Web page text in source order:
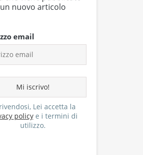
un nuovo articolo
email
Lei accetta la
policye i termini di
utilizzo.